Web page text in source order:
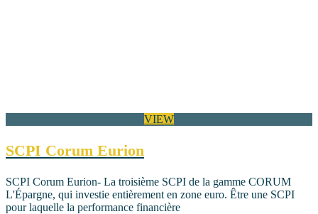
VIEW
SCPI Corum Eurion
SCPI Corum Eurion- La troisième SCPI de la gamme CORUM
L'Épargne, qui investie entièrement en zone euro. Être une SCPI
pour laquelle la performance financière